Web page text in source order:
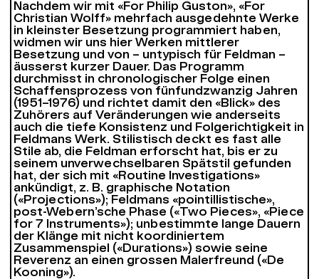
Nachdem wir mit «For Philip Guston», «For
Christian Wolff» mehrfach ausgedehnte Werke
in kleinster Besetzung programmiert haben,
widmen wir uns hier Werken mittlerer
Besetzung und von – untypisch für Feldman –
äusserst kurzer Dauer. Das Programm
durchmisst in chronologischer Folge einen
Schaffensprozess von fünfundzwanzig Jahren
(1951–1976) und richtet damit den «Blick» des
Zuhörers auf Veränderungen wie anderseits
auch die tiefe Konsistenz und Folgerichtigkeit in
Feldmans Werk. Stilistisch deckt es fast alle
Stile ab, die Feldman erforscht hat, bis er zu
seinem unverwechselbaren Spätstil gefunden
hat, der sich mit «Routine Investigations»
ankündigt, z. B. graphische Notation
(«Projections»); Feldmans «pointillistische»,
post-Webern’sche Phase («Two Pieces», «Piece
for 7 Instruments»); unbestimmte lange Dauern
der Klänge mit nicht koordiniertem
Zusammenspiel («Durations») sowie seine
Reverenz an einen grossen Malerfreund («De
Kooning»).